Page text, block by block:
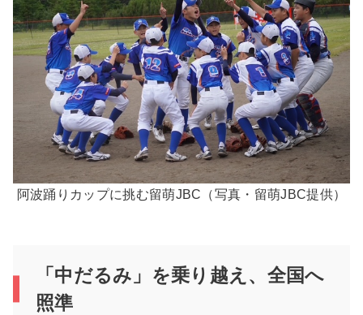
阿波踊りカップに挑む留萌JBC（写真・留萌JBC提供）
「中だるみ」を乗り越え、全国へ
照準